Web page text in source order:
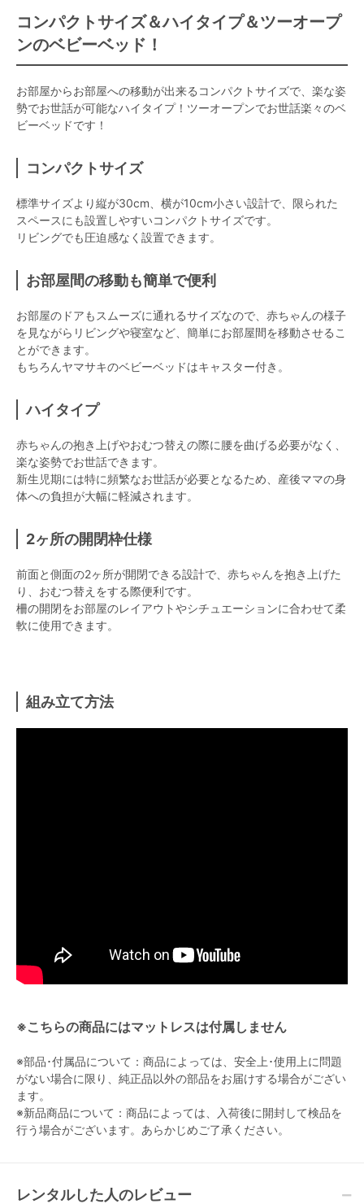
コンパクトサイズ＆ハイタイプ＆ツーオープ
ンのベビーベッド！
お部屋からお部屋への移動が出来るコンパクトサイズで、楽な姿
勢でお世話が可能なハイタイプ！ツーオープンでお世話楽々のベ
ビーベッドです！
コンパクトサイズ
標準サイズより縦が30cm、横が10cm小さい設計で、限られた
スペースにも設置しやすいコンパクトサイズです。
リビングでも圧迫感なく設置できます。
お部屋間の移動も簡単で便利
お部屋のドアもスムーズに通れるサイズなので、赤ちゃんの様子
を見ながらリビングや寝室など、簡単にお部屋間を移動させるこ
とができます。
もちろんヤマサキのベビーベッドはキャスター付き。
ハイタイプ
赤ちゃんの抱き上げやおむつ替えの際に腰を曲げる必要がなく、
楽な姿勢でお世話できます。
新生児期には特に頻繁なお世話が必要となるため、産後ママの身
体への負担が大幅に軽減されます。
2ヶ所の開閉枠仕様
前面と側面の2ヶ所が開閉できる設計で、赤ちゃんを抱き上げた
り、おむつ替えをする際便利です。
柵の開閉をお部屋のレイアウトやシチュエーションに合わせて柔
軟に使用できます。
組み立て方法
※こちらの商品にはマットレスは付属しません
※部品･付属品について：商品によっては、安全上･使用上に問題
がない場合に限り、純正品以外の部品をお届けする場合がござい
ます。
※新品商品について：商品によっては、入荷後に開封して検品を
行う場合がございます。あらかじめご了承ください。
レンタルした人のレビュー